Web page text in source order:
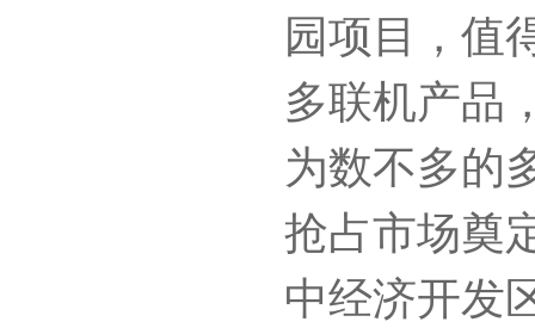
园项目，值
多联机产品
为数不多的
抢占市场
中经济开发